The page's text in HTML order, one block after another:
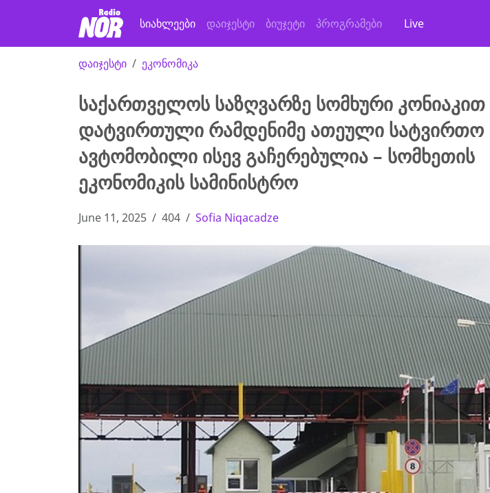
სიახლეები დაიჯესტი ბიუჯეტი პროგრამები Live
დაიჯესტი ეკონომიკა
საქართველოს საზღვარზე სომხური კონიაკით
დატვირთული რამდენიმე ათეული სატვირთო
ავტომობილი ისევ გაჩერებულია – სომხეთის
ეკონომიკის სამინისტრო
June 11, 2025 404 Sofia Niqacadze